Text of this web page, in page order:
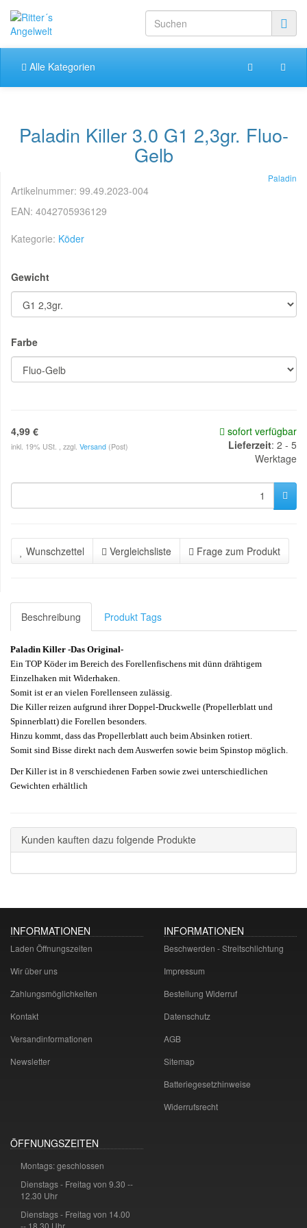
Alle Kategorien
Paladin Killer 3.0 G1 2,3gr. Fluo-
Gelb
Paladin
Artikelnummer: 99.49.2023-004
EAN: 4042705936129
Kategorie: Köder
Gewicht
Farbe
4,99 €
inkl. 19% USt. , zzgl. Versand (Post)
sofort verfügbar
Lieferzeit: 2 - 5
Werktage
Wunschzettel Vergleichsliste Frage zum Produkt
Beschreibung Produkt Tags
Paladin Killer -Das Original-
Ein TOP Köder im Bereich des Forellenfischens mit dünn drähtigem
Einzelhaken mit Widerhaken.
Somit ist er an vielen Forellenseen zulässig.
Die Killer reizen aufgrund ihrer Doppel-Druckwelle (Propellerblatt und
Spinnerblatt) die Forellen besonders.
Hinzu kommt, dass das Propellerblatt auch beim Absinken rotiert.
Somit sind Bisse direkt nach dem Auswerfen sowie beim Spinstop möglich.
Der Killer ist in 8 verschiedenen Farben sowie zwei unterschiedlichen
Gewichten erhältlich
Kunden kauften dazu folgende Produkte
INFORMATIONEN
Laden Öffnungszeiten
Wir über uns
Zahlungsmöglichkeiten
Kontakt
Versandinformationen
Newsletter
INFORMATIONEN
Beschwerden - Streitschlichtung
Impressum
Bestellung Widerruf
Datenschutz
AGB
Sitemap
Batteriegesetzhinweise
Widerrufsrecht
ÖFFNUNGSZEITEN
Montags: geschlossen
Dienstags - Freitag von 9.30 --
12.30 Uhr
Dienstags - Freitag von 14.00
-- 18.30 Uhr